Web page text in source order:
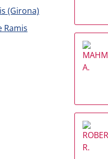
(Girona)
Ramis